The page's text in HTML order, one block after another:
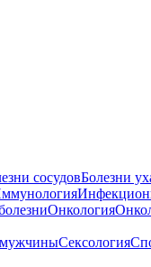
сосудовБолезни
Онкология
мужчиныСексология